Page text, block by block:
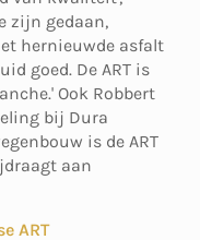
zijn gedaan,
hernieuwde asfalt
goed. De ART is
Ook Robbert
bij Dura
is de ART
aan
ART